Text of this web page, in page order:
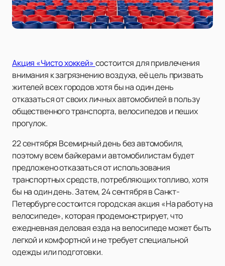
Акция «Чисто хоккей»состоится для привлечения
внимания к загрязнению воздуха, её цель призвать
жителей всех городов хотя бы на один день
отказаться от своих личных автомобилей в пользу
общественного транспорта, велосипедов и пеших
прогулок.
22 сентября Всемирный день без автомобиля,
поэтому всем байкерам и автомобилистам будет
предложено отказаться от использования
транспортных средств, потребляющих топливо, хотя
бы на один день. Затем, 24 сентября в Санкт-
Петербурге состоится городская акция «На работу на
велосипеде», которая продемонстрирует, что
ежедневная деловая езда на велосипеде может быть
легкой и комфортной и не требует специальной
одежды или подготовки.